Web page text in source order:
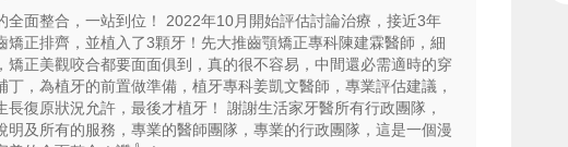
全面整合，一站到位！ 2022年10月開始評估討論治療，接近3年
矯正排齊，並植入了3顆牙！先大推齒顎矯正專科陳建霖醫師，細
矯正美觀咬合都要面面俱到，真的很不容易，中間還必需適時的穿
丁，為植牙的前置做準備，植牙專科姜凱文醫師，專業評估建議，
長復原狀況允許，最後才植牙！ 謝謝生活家牙醫所有行政團隊，
明及所有的服務，專業的醫師團隊，專業的行政團隊，這是一個漫